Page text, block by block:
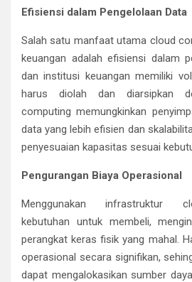
Efisiensi dalam Pengelolaan Data
Salah satu manfaat utama cloud
keuangan adalah efisiensi dalam
dan institusi keuangan memiliki
harus diolah dan diarsipkan
computing memungkinkan
data yang lebih efisien dan
penyesuaian kapasitas sesuai
Pengurangan Biaya Operasional
Menggunakan infrastruktur
kebutuhan untuk membeli,
perangkat keras fisik yang mahal.
operasional secara signifikan,
dapat mengalokasikan sumber